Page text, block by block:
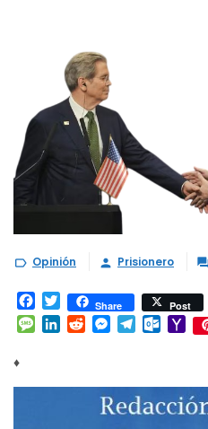
 Opinión  Prisionero
Facebook
TwitterShare Post
Message
LinkedInRedditMessenger
Telegram
♦